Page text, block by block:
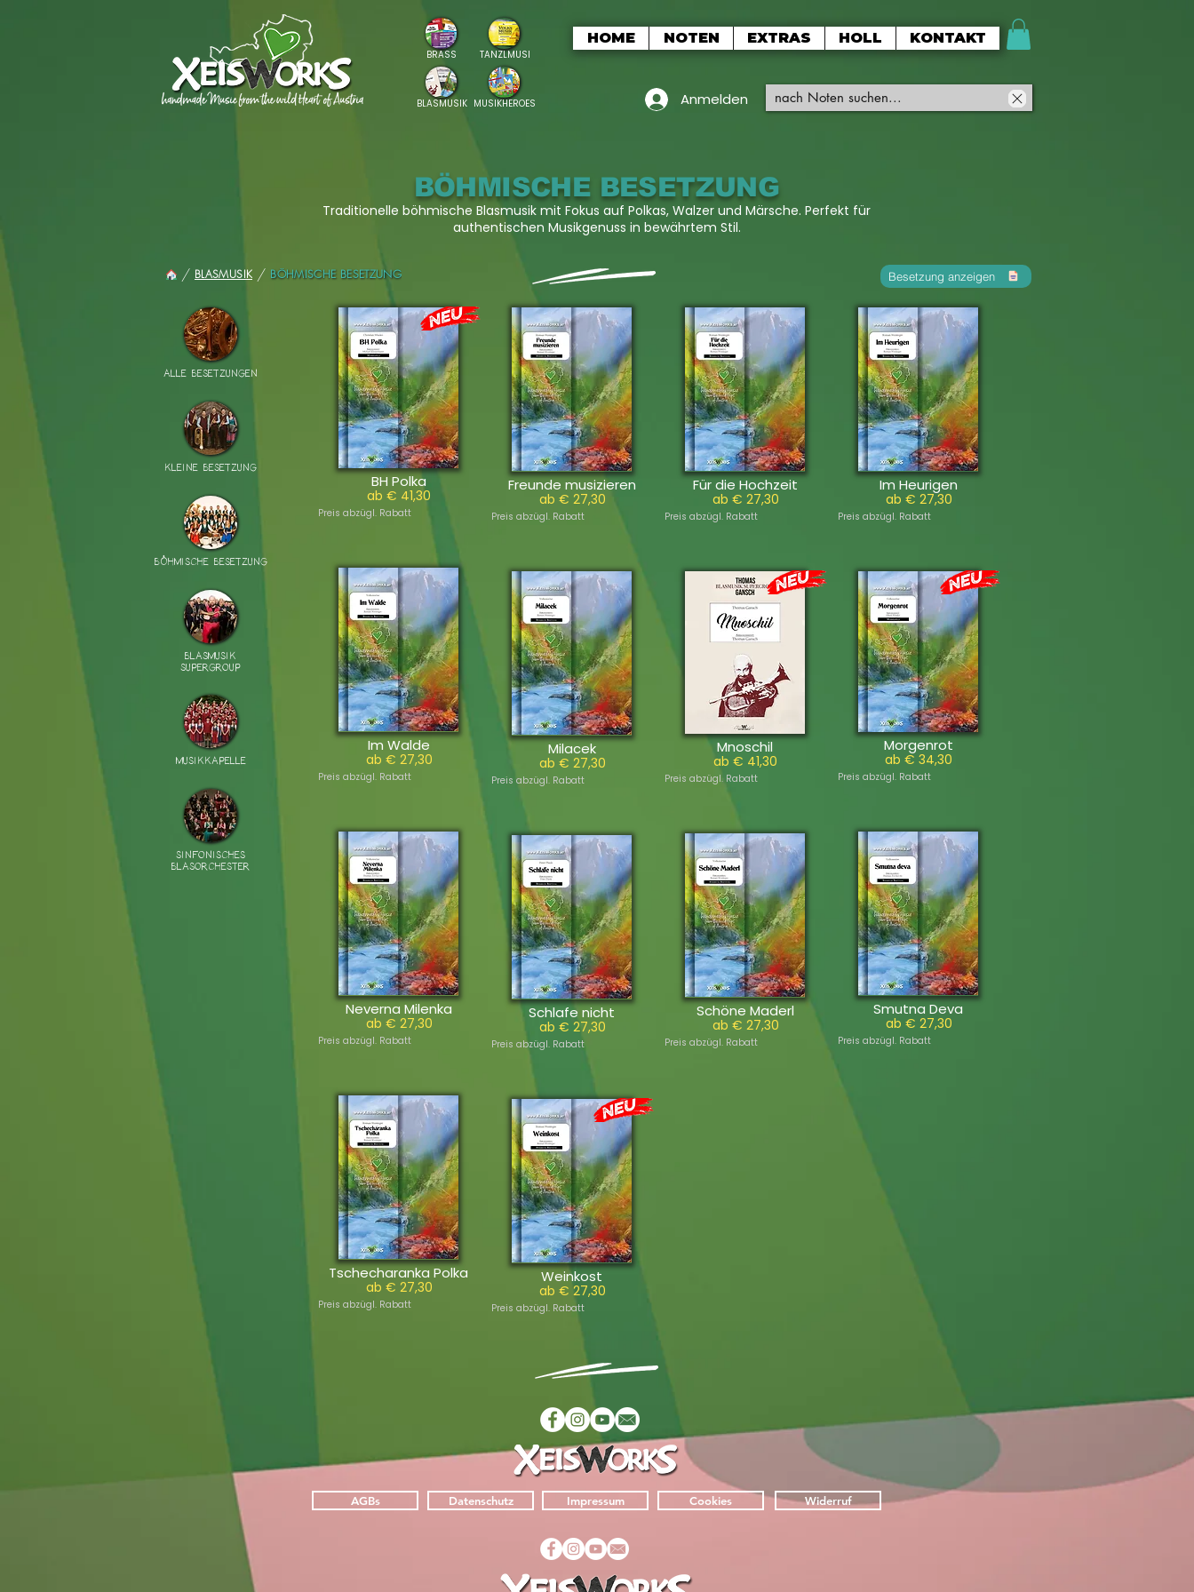
BRASS
BLASMUSIK
TANZLMUSI
MUSIKHEROES
HOME NOTEN EXTRAS HOLL KONTAKT
Anmelden
BÖHMISCHE BESETZUNG
Traditionelle böhmische Blasmusik mit Fokus auf Polkas, Walzer und Märsche. Perfekt für
authentischen Musikgenuss in bewährtem Stil.
/ BLASMUSIK / BÖHMISCHE BESETZUNG Besetzung anzeigen
ALLE BESETZUNGEN
KLEINE BESETZUNG
BÖHMISCHE BESETZUNG
BLASMUSIK
SUPERGROUP
MUSIKKAPELLE
SINFONISCHES
BLASORCHESTER
BH Polka
ab € 41,30
Preis abzügl. Rabatt
Im Walde
ab € 27,30
Preis abzügl. Rabatt
Neverna Milenka
ab € 27,30
Preis abzügl. Rabatt
Tschecharanka Polka
ab € 27,30
Preis abzügl. Rabatt
Freunde musizieren
ab € 27,30
Preis abzügl. Rabatt
Milacek
ab € 27,30
Preis abzügl. Rabatt
Schlafe nicht
ab € 27,30
Preis abzügl. Rabatt
Weinkost
ab € 27,30
Preis abzügl. Rabatt
Für die Hochzeit
ab € 27,30
Preis abzügl. Rabatt
Mnoschil
ab € 41,30
Preis abzügl. Rabatt
Schöne Maderl
ab € 27,30
Preis abzügl. Rabatt
Im Heurigen
ab € 27,30
Preis abzügl. Rabatt
Morgenrot
ab € 34,30
Preis abzügl. Rabatt
Smutna Deva
ab € 27,30
Preis abzügl. Rabatt
AGBs Datenschutz Impressum Cookies Widerruf